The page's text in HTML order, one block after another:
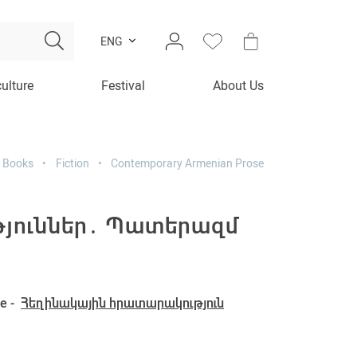
ENG
Festival About Us
Books Fiction Contemporary Armenian Prose
Պատերազմ
- Հեղինակային հրատարակություն